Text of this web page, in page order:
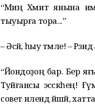
“Миңә Хәмит янына
тыуырға тора...”
– Әсәй, һыу тәмле! –
“Йондоҙоң бар. Бер
Туйғансы эсәсәкһең!
совет илендә йәшәй,